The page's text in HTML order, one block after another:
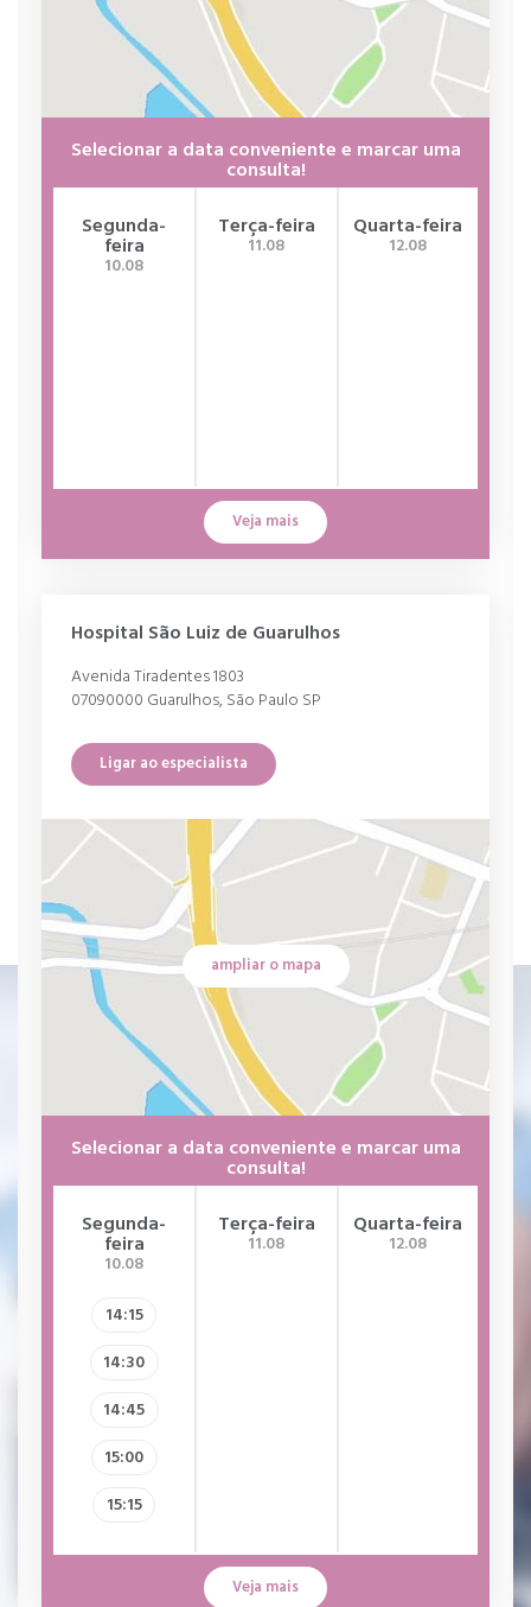
Selecionar a data conveniente e marcar uma
consulta!
Segunda-
feira
10.08
Terça-feira
11.08
Quarta-feira
12.08
Veja mais
Hospital São Luiz de Guarulhos
Avenida Tiradentes 1803
07090000 Guarulhos, São Paulo SP
Ligar ao especialista
ampliar o mapa
Selecionar a data conveniente e marcar uma
consulta!
Segunda-
feira
10.08
14:15
14:30
14:45
15:00
15:15
Terça-feira
11.08
Quarta-feira
12.08
Veja mais